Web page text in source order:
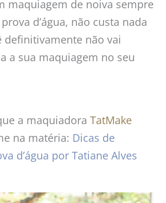
maquiagem de noiva sempre
d’água, não custa nada
definitivamente não vai
a sua maquiagem no seu
a maquiadora TatMake
na matéria: Dicas de
d’água por Tatiane Alves